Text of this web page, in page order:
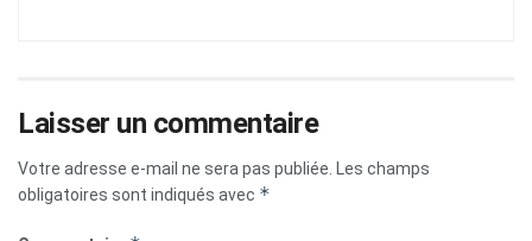
Laisser un commentaire
Votre adresse e-mail ne sera pas publiée.
Les champs
obligatoires sont indiqués avec *